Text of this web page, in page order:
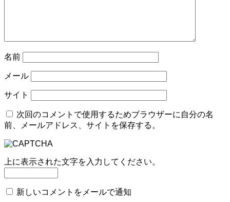
名前
メール
サイト
次回のコメントで使用するためブラウザーに自分の名
前、メールアドレス、サイトを保存する。
上に表示された文字を入力してください。
新しいコメントをメールで通知